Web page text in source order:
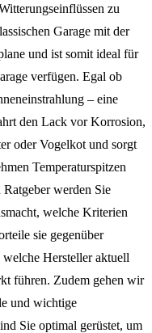
zu
Garage mit der
und ist somit ideal für
verfügen. Egal ob
– eine
den Lack vor Korrosion,
oder Vogelkot und sorgt
Temperaturspitzen
Ratgeber werden Sie
welche Kriterien
sie gegenüber
Hersteller aktuell
führen. Zudem gehen wir
und wichtige
Sie optimal gerüstet, um